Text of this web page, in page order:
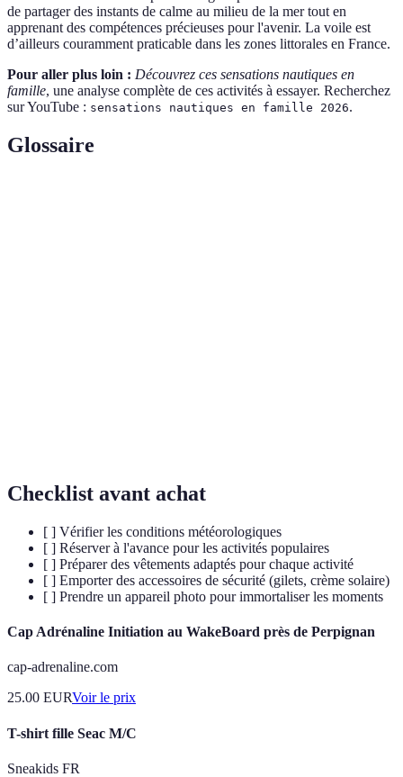
de partager des instants de calme au milieu de la mer tout en
apprenant des compétences précieuses pour l'avenir. La voile est
d’ailleurs couramment praticable dans les zones littorales en France.
Pour aller plus loin : Découvrez ces sensations nautiques en
famille, une analyse complète de ces activités à essayer. Recherchez
sur YouTube : sensations nautiques en famille 2026.
Glossaire
Checklist avant achat
[ ] Vérifier les conditions météorologiques
[ ] Réserver à l'avance pour les activités populaires
[ ] Préparer des vêtements adaptés pour chaque activité
[ ] Emporter des accessoires de sécurité (gilets, crème solaire)
[ ] Prendre un appareil photo pour immortaliser les moments
Cap Adrénaline Initiation au WakeBoard près de Perpignan
cap-adrenaline.com
25.00 EURVoir le prix
T-shirt fille Seac M/C
Sneakids FR